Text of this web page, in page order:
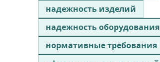
надежность изделий
надежность оборудования
нормативные требования